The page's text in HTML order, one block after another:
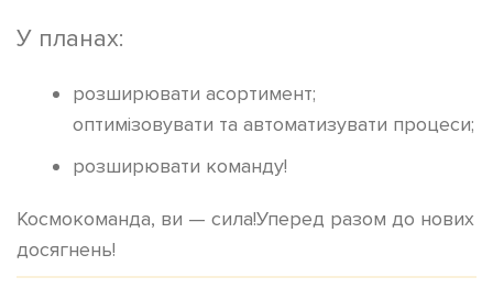
У планах:
розширювати асортимент;
оптимізовувати та автоматизувати процеси;
розширювати команду!
Космокоманда, ви — сила!Уперед разом до нових
досягнень!